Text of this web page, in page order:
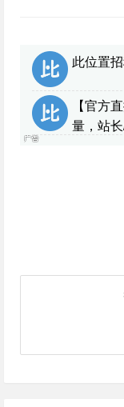
此位置
【官方
量，站